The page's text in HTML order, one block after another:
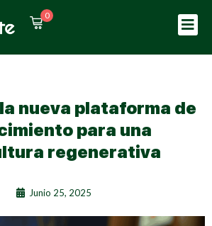
0
nueva plataforma de
para una
regenerativa
Junio 25, 2025
Sign in
Don’t have an account? Sign up